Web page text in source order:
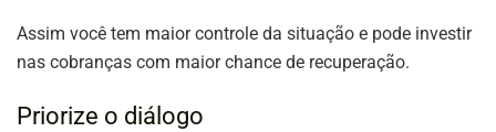
Assim você tem maior controle da situação e pode investir
nas cobranças com maior chance de recuperação.
Priorize o diálogo